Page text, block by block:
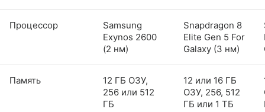
Процессор
Samsung
Exynos 2600
(2 нм)
Snapdragon 8
Elite Gen 5 For
Galaxy (3 нм)
Память
12 ГБ ОЗУ,
256 или 512
ГБ
12 или 16 ГБ
ОЗУ, 256, 512
ГБ или 1 ТБ